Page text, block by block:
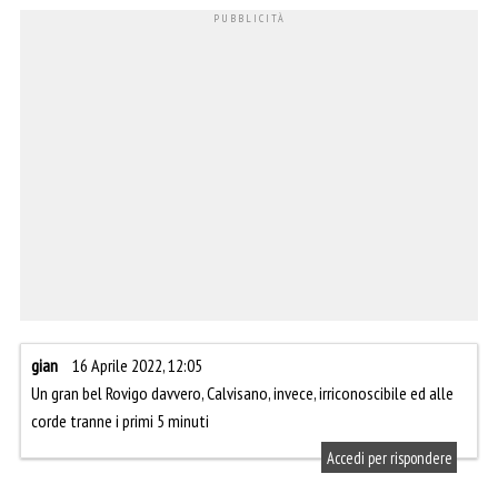
gian
16 Aprile 2022, 12:05
Un gran bel Rovigo davvero, Calvisano, invece, irriconoscibile ed alle
corde tranne i primi 5 minuti
Accedi per rispondere